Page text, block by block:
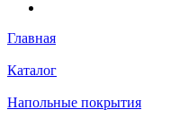
Главная
Каталог
Напольные покрытия